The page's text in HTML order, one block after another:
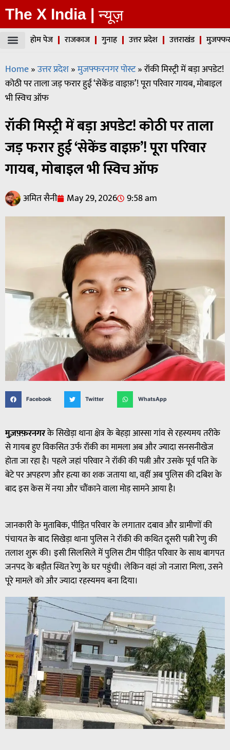
The X India | न्यूज़
होम पेज राजकाज गुनाह उत्तर प्रदेश उत्तराखंड
Home»उत्तर प्रदेश»मुजफ्फरनगर पोस्ट»रॉकी मिस्ट्री में बड़ा अपडेट!
कोठी पर ताला जड़ फरार हुई ‘सेकेंड वाइफ़’! पूरा परिवार गायब, मोबाइल
भी स्विच ऑफ
रॉकी मिस्ट्री में बड़ा अपडेट! कोठी पर ताला
जड़ फरार हुई ‘सेकेंड वाइफ़’! पूरा परिवार
गायब, मोबाइल भी स्विच ऑफ
अमित सैनी May 29, 2026 9:58 am
Facebook Twitter WhatsApp
मुज़फ़्फ़रनगरके सिखेड़ा थाना क्षेत्र के बेहड़ा आस्सा गांव से रहस्यमय तरीके
से गायब हुए विकसित उर्फ रॉकी का मामला अब और ज्यादा सनसनीखेज
होता जा रहा है। पहले जहां परिवार ने रॉकी की पत्नी और उसके पूर्व पति के
बेटे पर अपहरण और हत्या का शक जताया था, वहीं अब पुलिस की दबिश के
बाद इस केस में नया और चौंकाने वाला मोड़ सामने आया है।
जानकारी के मुताबिक, पीड़ित परिवार के लगातार दबाव और ग्रामीणों की
पंचायत के बाद सिखेड़ा थाना पुलिस ने रॉकी की कथित दूसरी पत्नी रेणु की
तलाश शुरू की। इसी सिलसिले में पुलिस टीम पीड़ित परिवार के साथ बागपत
जनपद के बड़ौत स्थित रेणु के घर पहुंची। लेकिन वहां जो नजारा मिला, उसने
पूरे मामले को और ज्यादा रहस्यमय बना दिया।